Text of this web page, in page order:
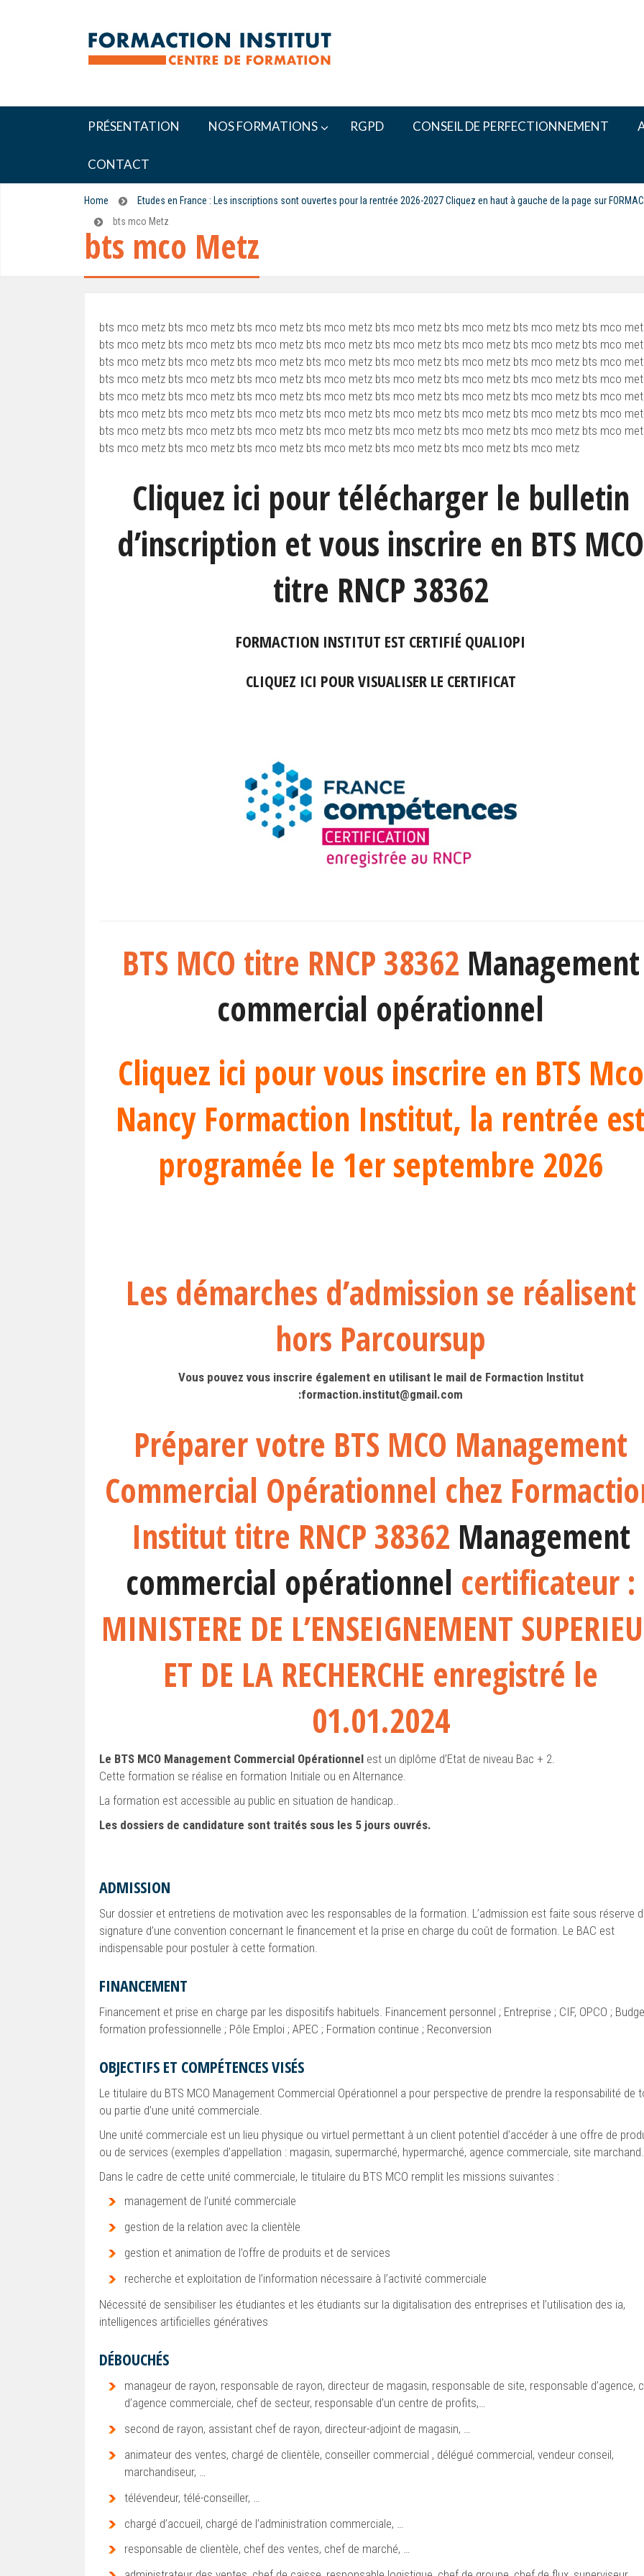
PRÉSENTATION NOS FORMATIONS RGPD CONSEIL DE PERFECTIONNEMENT
CONTACT
Home
Etudes en France : Les inscriptions sont ouvertes pour la rentrée 2026-2027 Cliquez en haut à gauche de la page sur
bts mco Metz
bts mco Metz
bts mco metz bts mco metz bts mco metz bts mco metz bts mco metz bts mco metz bts mco metz bts mco
bts mco metz bts mco metz bts mco metz bts mco metz bts mco metz bts mco metz bts mco metz bts mco
bts mco metz bts mco metz bts mco metz bts mco metz bts mco metz bts mco metz bts mco metz bts mco
bts mco metz bts mco metz bts mco metz bts mco metz bts mco metz bts mco metz bts mco metz bts mco
bts mco metz bts mco metz bts mco metz bts mco metz bts mco metz bts mco metz bts mco metz bts mco
bts mco metz bts mco metz bts mco metz bts mco metz bts mco metz bts mco metz bts mco metz bts mco
bts mco metz bts mco metz bts mco metz bts mco metz bts mco metz bts mco metz bts mco metz bts mco
bts mco metz bts mco metz bts mco metz bts mco metz bts mco metz bts mco metz bts mco metz
Cliquez ici pour télécharger le bulletin
d’inscription et vous inscrire en BTS MCO
titre RNCP 38362
FORMACTION INSTITUT EST CERTIFIÉ QUALIOPI
CLIQUEZ ICI POUR VISUALISER LE CERTIFICAT
BTS MCO titre RNCP 38362 Management
commercial opérationnel
Cliquez ici pour vous inscrire en BTS Mco
Nancy Formaction Institut, la rentrée
programée le 1er septembre 2026
Les démarches d’admission se réalisent
hors Parcoursup
Vous pouvez vous inscrire également en utilisant le mail de Formaction Institut
:formaction.institut@gmail.com
Préparer votre BTS MCO Management
Commercial Opérationnel chez
Institut titre RNCP 38362 Management
commercial opérationnel certificateur :
MINISTERE DE L’ENSEIGNEMENT
ET DE LA RECHERCHE enregistré le
01.01.2024
Le BTS MCO Management Commercial Opérationnel est un diplôme d’Etat de niveau Bac + 2.
Cette formation se réalise en formation Initiale ou en Alternance.
La formation est accessible au public en situation de handicap..
Les dossiers de candidature sont traités sous les 5 jours ouvrés.
ADMISSION
Sur dossier et entretiens de motivation avec les responsables de la formation. L’admission est faite sous réserve
signature d’une convention concernant le financement et la prise en charge du coût de formation. Le BAC est
indispensable pour postuler à cette formation.
FINANCEMENT
Financement et prise en charge par les dispositifs habituels. Financement personnel ; Entreprise ; CIF, OPCO ;
formation professionnelle ; Pôle Emploi ; APEC ; Formation continue ; Reconversion
OBJECTIFS ET COMPÉTENCES VISÉS
Le titulaire du BTS MCO Management Commercial Opérationnel a pour perspective de prendre la responsabilité de
ou partie d’une unité commerciale.
Une unité commerciale est un lieu physique ou virtuel permettant à un client potentiel d’accéder à une offre de
ou de services (exemples d’appellation : magasin, supermarché, hypermarché, agence commerciale, site
Dans le cadre de cette unité commerciale, le titulaire du BTS MCO remplit les missions suivantes :
management de l’unité commerciale
gestion de la relation avec la clientèle
gestion et animation de l’offre de produits et de services
recherche et exploitation de l’information nécessaire à l’activité commerciale
Nécessité de sensibiliser les étudiantes et les étudiants sur la digitalisation des entreprises et l’utilisation des ia,
intelligences artificielles génératives
DÉBOUCHÉS
manageur de rayon, responsable de rayon, directeur de magasin, responsable de site, responsable d’agence,
d’agence commerciale, chef de secteur, responsable d’un centre de profits,…
second de rayon, assistant chef de rayon, directeur-adjoint de magasin, …
animateur des ventes, chargé de clientèle, conseiller commercial , délégué commercial, vendeur conseil,
marchandiseur, …
télévendeur, télé-conseiller, …
chargé d’accueil, chargé de l’administration commerciale, …
responsable de clientèle, chef des ventes, chef de marché, …